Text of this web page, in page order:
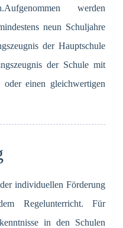
werden
neun Schuljahre
der Hauptschule
der Schule mit
einen gleichwertigen
individuellen Förderung
Regelunterricht. Für
in den Schulen